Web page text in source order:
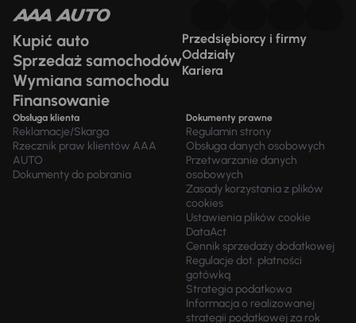
Kupić auto
Sprzedaż samochodów
Wymiana samochodu
Finansowanie
Przedsiębiorcy i firmy
Oddziały
Kariera
Obsługa klienta
Reklamacje/Skarga
Rzecznik praw klientów AAA
AUTO
Dokumenty do pobrania
Dokumenty prawne
Regulamin strony
Obsługa danych osobowych
Przetwarzanie danych
osobowych
Zasady korzystania z plików
cookies
Ustawienia plików cookie
DataAct
Cennik sprzedaży dodatkowej
Regulacje dot. płatności
gotówką
Strategia podatkowa
Informacja o realizowanej
strategii podatkowej za rok